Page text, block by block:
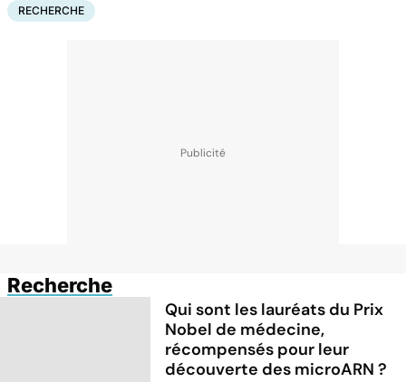
RECHERCHE
Recherche
Qui sont les lauréats du Prix
Nobel de médecine,
récompensés pour leur
découverte des microARN ?